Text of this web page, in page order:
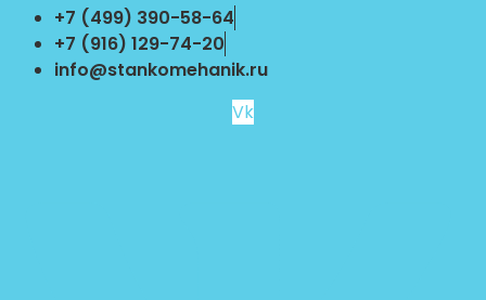
Перейти
содержимому
+7 (499) 390-58-64
+7 (916) 129-74-20
info@stankomehanik.ru
Vk